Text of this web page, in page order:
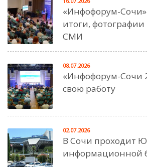
«Инфофорум-
итоги,
СМИ
«Инфофорум-Сочи
свою работу
08.07.2026
В Сочи проходит
информационной
02.07.2026